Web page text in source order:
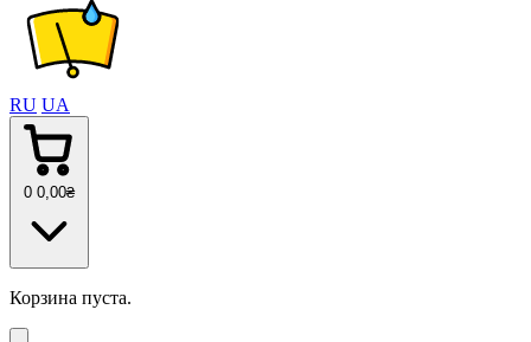
RU UA
0 0 ,00₴
Корзина пуста.